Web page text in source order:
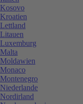
Kosovo
Kroatien
Lettland
Litauen
Luxemburg
Malta
Moldawien
Monaco
Montenegro
Niederlande
Nordirland